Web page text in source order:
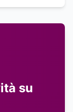
su